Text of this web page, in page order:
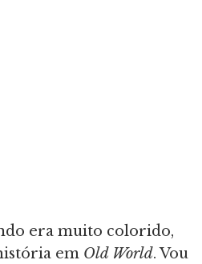
era muito colorido,
em Old World. Vou